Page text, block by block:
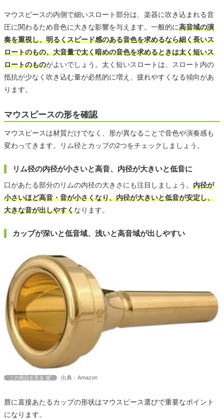
マウスピースの内側で細いスロート部分は、楽器に吹き込まれる音
圧に関わるため音色に大きな影響を与えます。一般的に高音域の演
奏を重視し、明るくスピード感のある音色を求めるなら細く長いス
ロートのもの、大音量で太く暗めの音色を求めるときは太く短いス
ロートのものがよいでしょう。太く短いスロートは、スロート内の
抵抗が少なく吹き込む量が必然的に増え、疲れやすくなる傾向があ
ります。
マウスピースの形を確認
マウスピースは材質だけでなく、形が異なることで音色や演奏感も
変わってきます。リム径とカップの2つをチェックしましょう。
リム径の内径が小さいと高音、内径が大きいと低音に
口があたる部分のリムの内径の大きさにも注目しましょう。 内径が
小さいほど高音・音が小さくなり、内径が大きいと低音が安定し、
大きな音が出しやすくなります。
カップが深いと低音域、浅いと高音域が出しやすい
この商品を見る 出典：Amazon
唇に直接あたるカップの形状はマウスピース選びで重要なポイント
になります。